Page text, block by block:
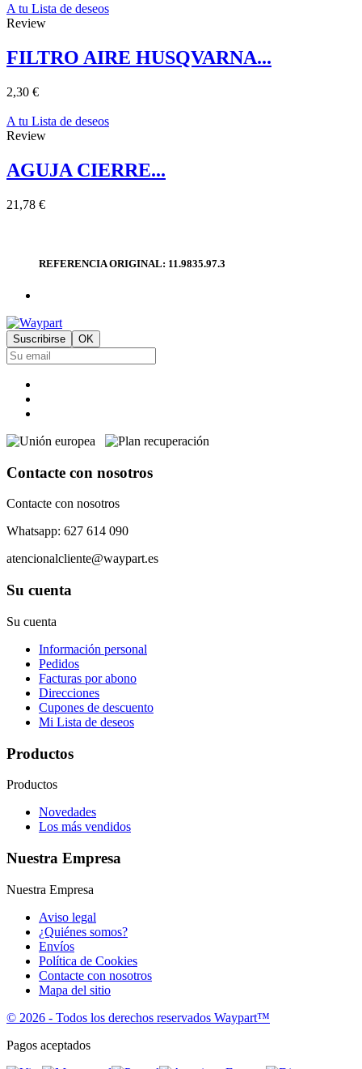
A tu Lista de deseos
Review
FILTRO AIRE HUSQVARNA...
2,30 €
A tu Lista de deseos
Review
AGUJA CIERRE...
21,78 €
REFERENCIA ORIGINAL: 11.9835.97.3
Contacte con nosotros
Contacte con nosotros
Whatsapp: 627 614 090
atencionalcliente@waypart.es
Su cuenta
Su cuenta
Información personal
Pedidos
Facturas por abono
Direcciones
Cupones de descuento
Mi Lista de deseos
Productos
Productos
Novedades
Los más vendidos
Nuestra Empresa
Nuestra Empresa
Aviso legal
¿Quiénes somos?
Envíos
Política de Cookies
Contacte con nosotros
Mapa del sitio
© 2026 - Todos los derechos reservados Waypart™
Pagos aceptados